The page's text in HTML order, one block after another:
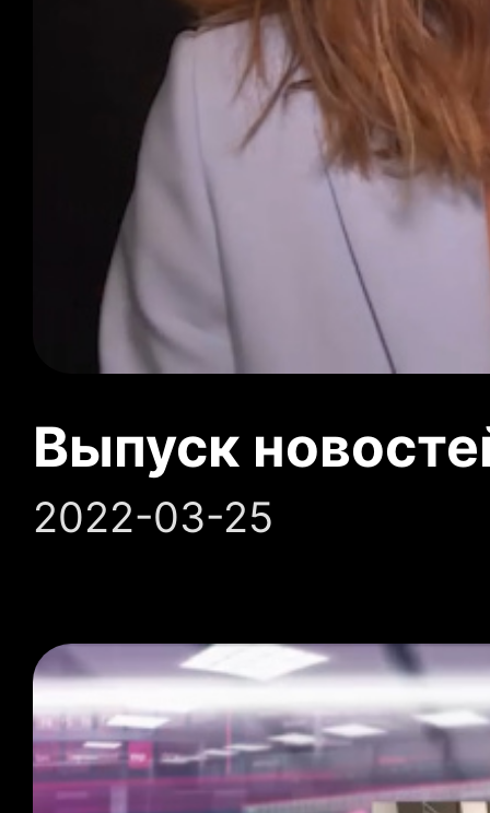
Выпуск
2022-03-25